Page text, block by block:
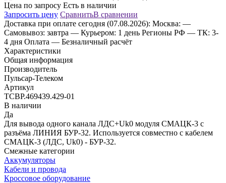
Цена по запросу Есть в наличии
Запросить цену СравнитьВ сравнении
Доставка при оплате сегодня (07.08.2026): Москва: —
Самовывоз: завтра — Курьером: 1 день Регионы РФ — ТК: 3-
4 дня Оплата — Безналичный расчёт
Характеристики
Общая информация
Производитель
Пульсар-Телеком
Артикул
ТСВР.469439.429-01
В наличии
Да
Для вывода одного канала ЛДС+Uk0 модуля СМАЦК-3 с
разъёма ЛИНИЯ БУР-32. Используется совместно с кабелем
СМАЦК-3 (ЛДС, Uk0) - БУР-32.
Смежные категории
Аккумуляторы
Кабели и провода
Кроссовое оборудование